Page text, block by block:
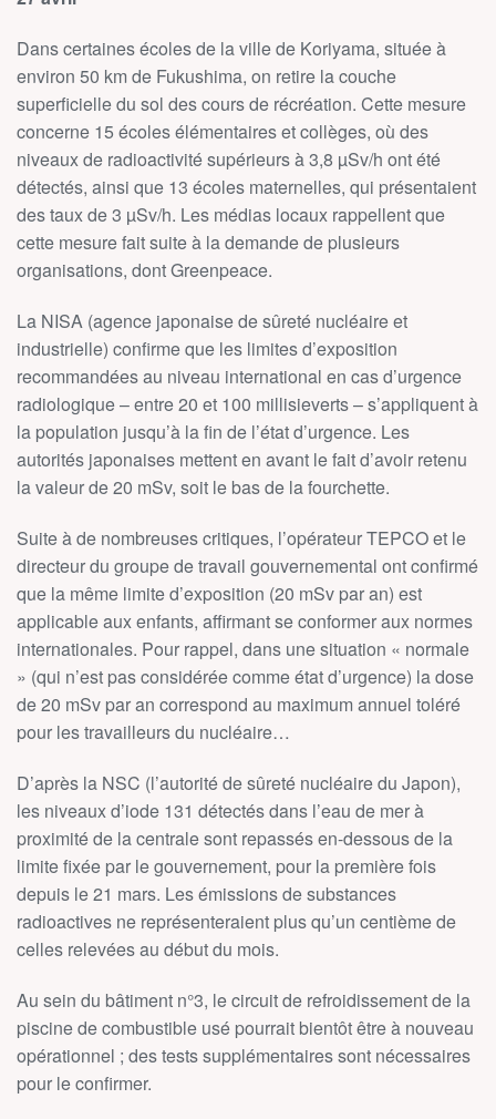
Dans certaines écoles de la ville de Koriyama, située à
environ 50 km de Fukushima, on retire la couche
superficielle du sol des cours de récréation. Cette mesure
concerne 15 écoles élémentaires et collèges, où des
niveaux de radioactivité supérieurs à 3,8 µSv/h ont été
détectés, ainsi que 13 écoles maternelles, qui présentaient
des taux de 3 µSv/h. Les médias locaux rappellent que
cette mesure fait suite à la demande de plusieurs
organisations, dont Greenpeace.
La NISA (agence japonaise de sûreté nucléaire et
industrielle) confirme que les limites d’exposition
recommandées au niveau international en cas d’urgence
radiologique – entre 20 et 100 millisieverts – s’appliquent à
la population jusqu’à la fin de l’état d’urgence. Les
autorités japonaises mettent en avant le fait d’avoir retenu
la valeur de 20 mSv, soit le bas de la fourchette.
Suite à de nombreuses critiques, l’opérateur TEPCO et le
directeur du groupe de travail gouvernemental ont confirmé
que la même limite d’exposition (20 mSv par an) est
applicable aux enfants, affirmant se conformer aux normes
internationales. Pour rappel, dans une situation « normale
» (qui n’est pas considérée comme état d’urgence) la dose
de 20 mSv par an correspond au maximum annuel toléré
pour les travailleurs du nucléaire…
D’après la NSC (l’autorité de sûreté nucléaire du Japon),
les niveaux d’iode 131 détectés dans l’eau de mer à
proximité de la centrale sont repassés en-dessous de la
limite fixée par le gouvernement, pour la première fois
depuis le 21 mars. Les émissions de substances
radioactives ne représenteraient plus qu’un centième de
celles relevées au début du mois.
Au sein du bâtiment n°3, le circuit de refroidissement de la
piscine de combustible usé pourrait bientôt être à nouveau
opérationnel ; des tests supplémentaires sont nécessaires
pour le confirmer.